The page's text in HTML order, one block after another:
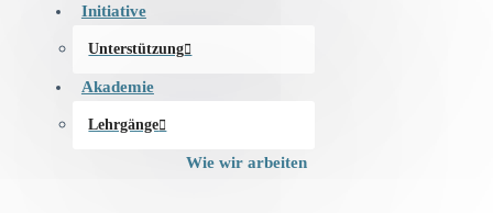
Initiative
Unterstützung
Akademie
Lehrgänge
Wie wir arbeiten